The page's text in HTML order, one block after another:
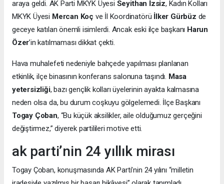
araya geldi. AK Parti MKYK Üyesi Seyithan İzsiz, Kadın Kolları
MKYK Üyesi Mercan Koç ve İl Koordinatörü İlker Gürbüz de
geceye katılan önemli isimlerdi. Ancak eski ilçe başkanı Harun
Özer’in katılmaması dikkat çekti.
Hava muhalefeti nedeniyle bahçede yapılması planlanan
etkinlik, ilçe binasının konferans salonuna taşındı. Masa
yetersizliği, bazı gençlik kolları üyelerinin ayakta kalmasına
neden olsa da, bu durum coşkuyu gölgelemedi. İlçe Başkanı
Togay Çoban, “Bu küçük aksilikler, aile olduğumuz gerçeğini
değiştirmez,” diyerek partilileri motive etti.
ak parti’nin 24 yıllık mirası
Togay Çoban, konuşmasında AK Parti’nin 24 yılını “milletin